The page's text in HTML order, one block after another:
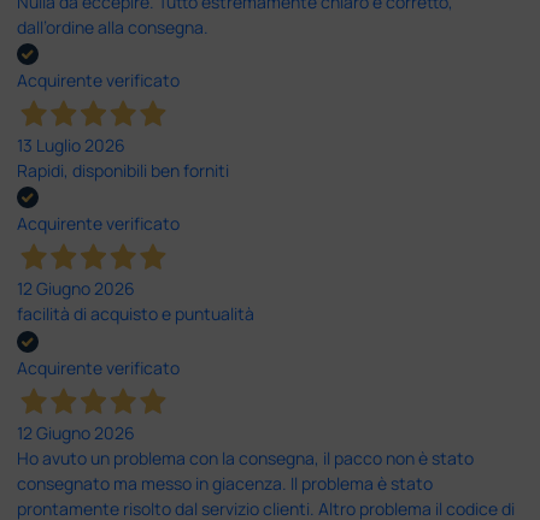
dall’ordine alla consegna.
Acquirente verificato
13 Luglio 2026
Rapidi, disponibili ben forniti
Acquirente verificato
12 Giugno 2026
facilità di acquisto e puntualità
Acquirente verificato
12 Giugno 2026
Ho avuto un problema con la consegna, il pacco non è stato
consegnato ma messo in giacenza. Il problema è stato
prontamente risolto dal servizio clienti. Altro problema il codice di